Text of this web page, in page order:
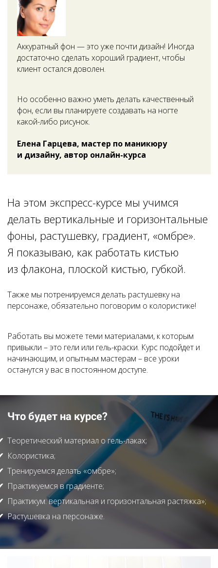
Аккуратный фон — это уже почти дизайн! Иногда
достаточно сделать хороший градиент, чтобы
клиент остался доволен.
Но особенно важно уметь делать качественный
фон, если вы планируете создавать на ногте
какой-либо рисунок.
Елена Гарцева, мастер по маникюру
и дизайну, автор онлайн-курса
На этом экспресс-курсе мы учимся
делать вертикальные и горизонтальные
фоны, растушевку, градиент, «омбре».
Я показываю, как работать кистью
из флакона, плоской кистью, губкой.
Также мы потренируемся делать растушевку на
персонаже, обязательно поговорим о колористике!
Работать вы можете теми материалами, к которым
привыкли – это гели или гель-краски. Курс подойдет и
начинающим, и опытным мастерам – все уроки
останутся у вас в постоянном доступе.
Что будет на курсе?
Теоретический материал огель-лаках;
Колористика;
Тренируемся делать «омбре»;
Практикуемся в градиенте;
Практикум: вертикальная и горизонтальная растяжка»;
Растушевка на персонаже.